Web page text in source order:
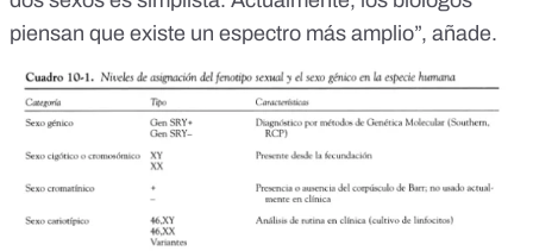
piensan que existe un espectro más amplio”, añade.